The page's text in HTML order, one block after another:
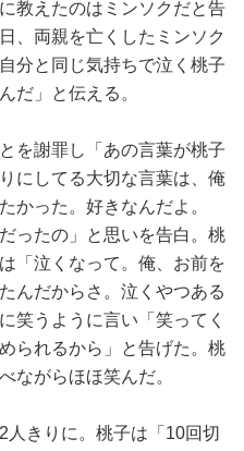
教えたのはミンソクだと告
、両親を亡くしたミンソク
分と同じ気持ちで泣く桃子
だ」と伝える。
を謝罪し「あの言葉が桃子
にしてる大切な言葉は、俺
かった。好きなんだよ。
ったの」と思いを告白。桃
「泣くなって。俺、お前を
んだからさ。泣くやつある
笑うように言い「笑ってく
られるから」と告げた。桃
ながらほほ笑んだ。
きりに。桃子は「10回切